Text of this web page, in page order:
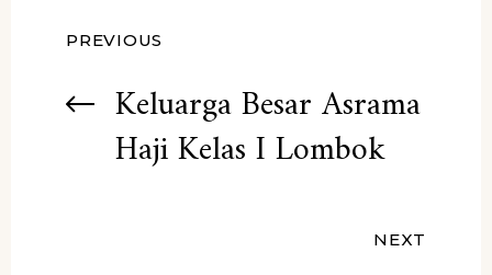
Navigasi
pos
PREVIOUS
Keluarga Besar Asrama
Haji Kelas I Lombok
NEXT